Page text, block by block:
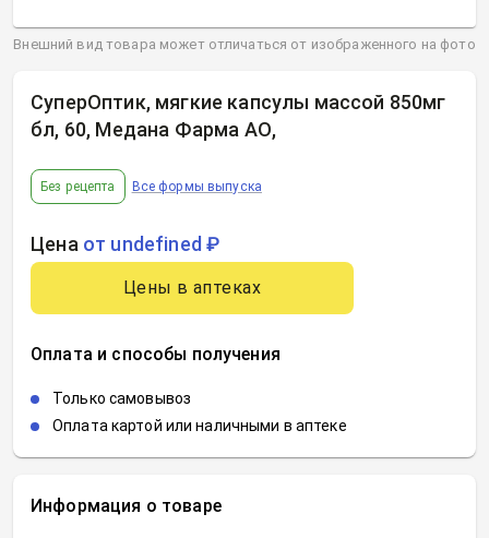
Информация о товаре
СуперОптик, мягкие капсулы массой 850мг
бл, 60, Медана Фарма АО,
Без рецепта Все формы выпуска
Цена от undefined ₽
Цены в аптеках
Оплата и способы получения
Только самовывоз
Оплата картой или наличными в аптеке
Внешний вид товара может отличаться от изображенного на фото